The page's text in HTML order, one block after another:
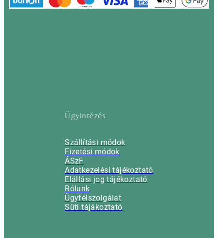
Ügyintézés
Szállítási módok
Fizetési módok
ÁSzF
Adatkezelési tájékoztató
Elállási jog tájékoztató
Rólunk
Ügyfélszolgálat
Süti tájákoztató